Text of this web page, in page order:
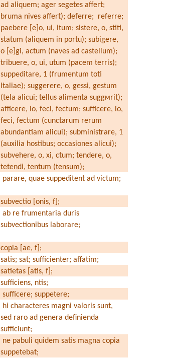
ad aliquem; ager segetes affert;
bruma nives affert); deferre;
referre;
paebere [e]o, ui, itum; sistere, o, stiti,
statum (aliquem in portu); subigere,
o [e]gi, actum (naves ad castellum);
tribuere, o, ui, utum (pacem terris);
suppeditare, 1 (frumentum toti
Italiae); suggerere, o, gessi, gestum
(tela alicui; tellus alimenta suggмrit);
afficere, io, feci, fectum; sufficere, io,
feci, fectum (cunctarum rerum
abundantiam alicui); subministrare, 1
(auxilia hostibus; occasiones alicui);
subvehere, o, xi, ctum; tendere, o,
tetendi, tentum (tensum);
parare, quae suppeditent ad victum;
subvectio [onis, f];
ab re frumentaria duris
subvectionibus laborare;
copia [ae, f];
satis; sat; sufficienter; affatim;
satietas [atis, f];
sufficiens, ntis;
sufficere; suppetere;
hi characteres magni valoris sunt,
sed raro ad genera definienda
sufficiunt;
ne pabuli quidem satis magna copia
suppetebat;